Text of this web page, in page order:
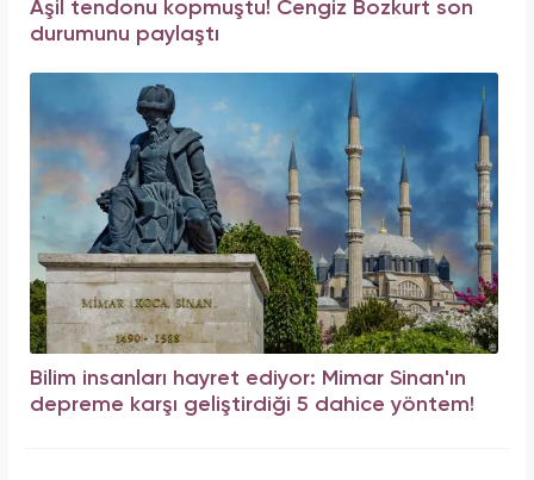
Aşil tendonu kopmuştu! Cengiz Bozkurt son
durumunu paylaştı
Bilim insanları hayret ediyor: Mimar Sinan'ın
depreme karşı geliştirdiği 5 dahice yöntem!